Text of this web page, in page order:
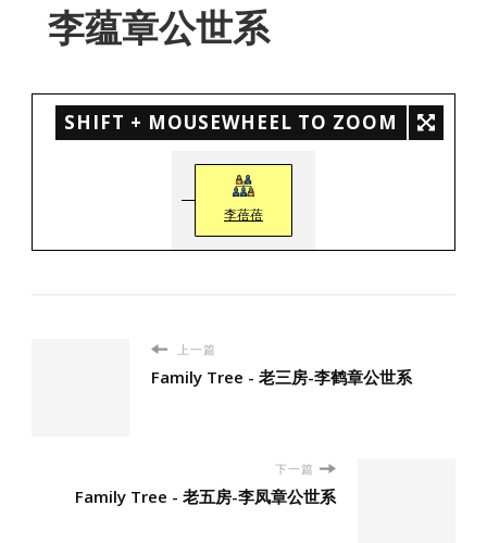
李蕴章公世系
SHIFT + MOUSEWHEEL TO ZOOM
李蓓蓓
上一篇
Family Tree - 老三房-李鹤章公世系
下一篇
Family Tree - 老五房-李凤章公世系